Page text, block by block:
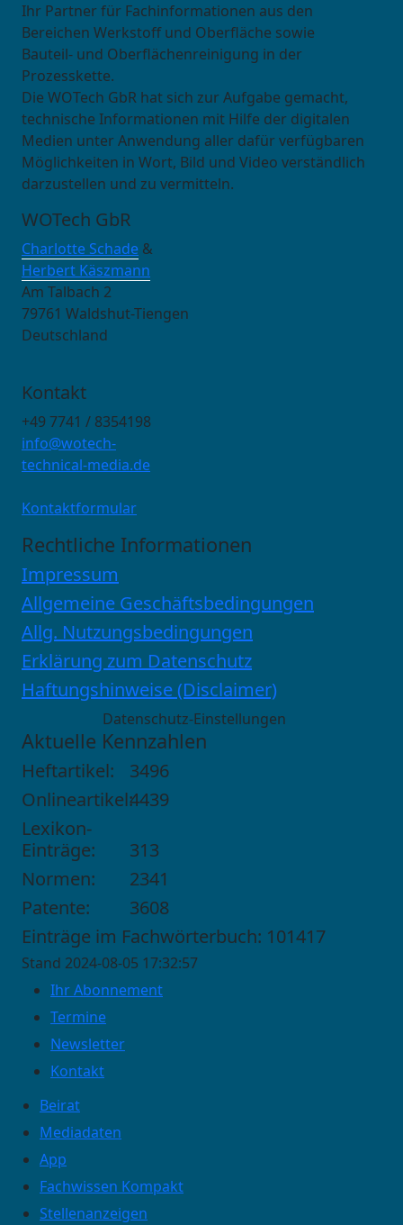
Ihr Partner für Fachinformationen aus den
Bereichen Werkstoff und Oberfläche sowie
Bauteil- und Oberflächenreinigung in der
Prozesskette.
Die WOTech GbR hat sich zur Aufgabe gemacht,
technische Informationen mit Hilfe der digitalen
Medien unter Anwendung aller dafür verfügbaren
Möglichkeiten in Wort, Bild und Video verständlich
darzustellen und zu vermitteln.
WOTech GbR
Charlotte Schade &
Herbert Käszmann
Am Talbach 2
79761 Waldshut-Tiengen
Deutschland
Kontakt
+49 7741 / 8354198
info@wotech-
technical-media.de
Kontaktformular
Rechtliche Informationen
Impressum
Allgemeine Geschäftsbedingungen
Allg. Nutzungsbedingungen
Erklärung zum Datenschutz
Haftungshinweise (Disclaimer)
Datenschutz-Einstellungen
Aktuelle Kennzahlen
Heftartikel:
3496
Onlineartikel:4439
Lexikon-
Einträge:
313
Normen:
2341
Patente:
3608
Einträge im Fachwörterbuch: 101417
Stand 2024-08-05 17:32:57
Ihr Abonnement
Termine
Newsletter
Kontakt
Beirat
Mediadaten
App
Fachwissen Kompakt
Stellenanzeigen